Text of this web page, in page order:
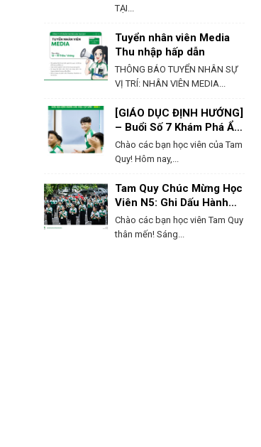
TẠI...
Tuyển nhân viên Media
Thu nhập hấp dẫn
THÔNG BÁO TUYỂN NHÂN SỰ
VỊ TRÍ: NHÂN VIÊN MEDIA...
[GIÁO DỤC ĐỊNH HƯỚNG]
– Buổi Số 7 Khám Phá Ẩm
Thực & Phong Tục Của
Nhật Bản
Chào các bạn học viên của Tam
Quy! Hôm nay,...
Tam Quy Chúc Mừng Học
Viên N5: Ghi Dấu Hành
Trình, Mở Lối Tương Lai!
Chào các bạn học viên Tam Quy
thân mến! Sáng...